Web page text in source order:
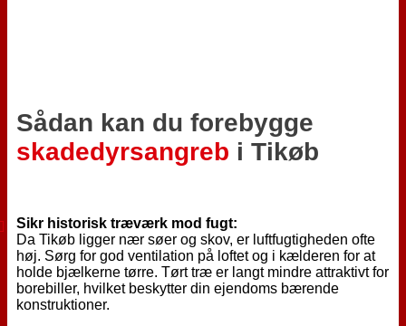
Sådan kan du forebygge
skadedyrsangreb i Tikøb
Sikr historisk træværk mod fugt:
Da Tikøb ligger nær søer og skov, er luftfugtigheden ofte
høj. Sørg for god ventilation på loftet og i kælderen for at
holde bjælkerne tørre. Tørt træ er langt mindre attraktivt for
borebiller, hvilket beskytter din ejendoms bærende
konstruktioner.